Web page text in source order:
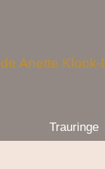
Trauringe